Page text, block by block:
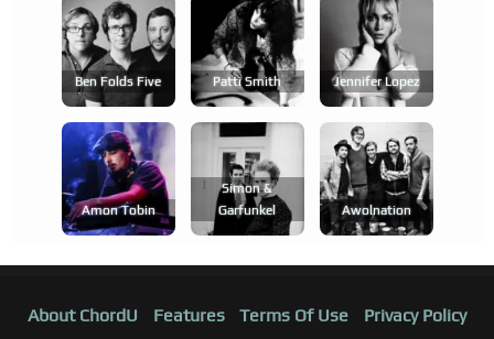
Ben Folds Five Patti Smith Jennifer Lopez
Amon Tobin
Simon &
Garfunkel
Awolnation
About ChordU Features Terms Of Use Privacy Policy